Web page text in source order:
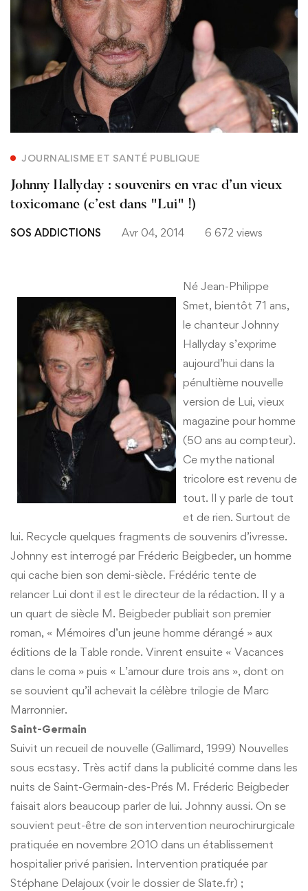
JOURNALISME ET SANTÉ PUBLIQUE
Johnny Hallyday : souvenirs en vrac d’un vieux
toxicomane (c’est dans "Lui" !)
SOS ADDICTIONS Avr 04, 2014 6 672 views
Né Jean-Philippe
Smet, bientôt 71 ans,
le chanteur Johnny
Hallyday s’exprime
aujourd’hui dans la
pénultième nouvelle
version de Lui, vieux
magazine pour homme
(50 ans au compteur).
Ce mythe national
tricolore est revenu de
tout. Il y parle de tout
et de rien. Surtout de
lui. Recycle quelques fragments de souvenirs d’ivresse.
Johnny est interrogé par Fréderic Beigbeder, un homme
qui cache bien son demi-siècle. Frédéric tente de
relancer Lui dont il est le directeur de la rédaction. Il y a
un quart de siècle M. Beigbeder publiait son premier
roman, « Mémoires d’un jeune homme dérangé » aux
éditions de la Table ronde. Vinrent ensuite « Vacances
dans le coma » puis « L’amour dure trois ans », dont on
se souvient qu’il achevait la célèbre trilogie de Marc
Marronnier.
Saint-Germain
Suivit un recueil de nouvelle (Gallimard, 1999) Nouvelles
sous ecstasy. Très actif dans la publicité comme dans les
nuits de Saint-Germain-des-Prés M. Fréderic Beigbeder
faisait alors beaucoup parler de lui. Johnny aussi. On se
souvient peut-être de son intervention neurochirurgicale
pratiquée en novembre 2010 dans un établissement
hospitalier privé parisien. Intervention pratiquée par
Stéphane Delajoux (voir le dossier de Slate.fr) ;